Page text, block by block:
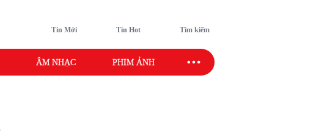
Tin Mới Tin Hot Tìm kiếm
ÂM NHẠC PHIM ẢNH SAO SPORT